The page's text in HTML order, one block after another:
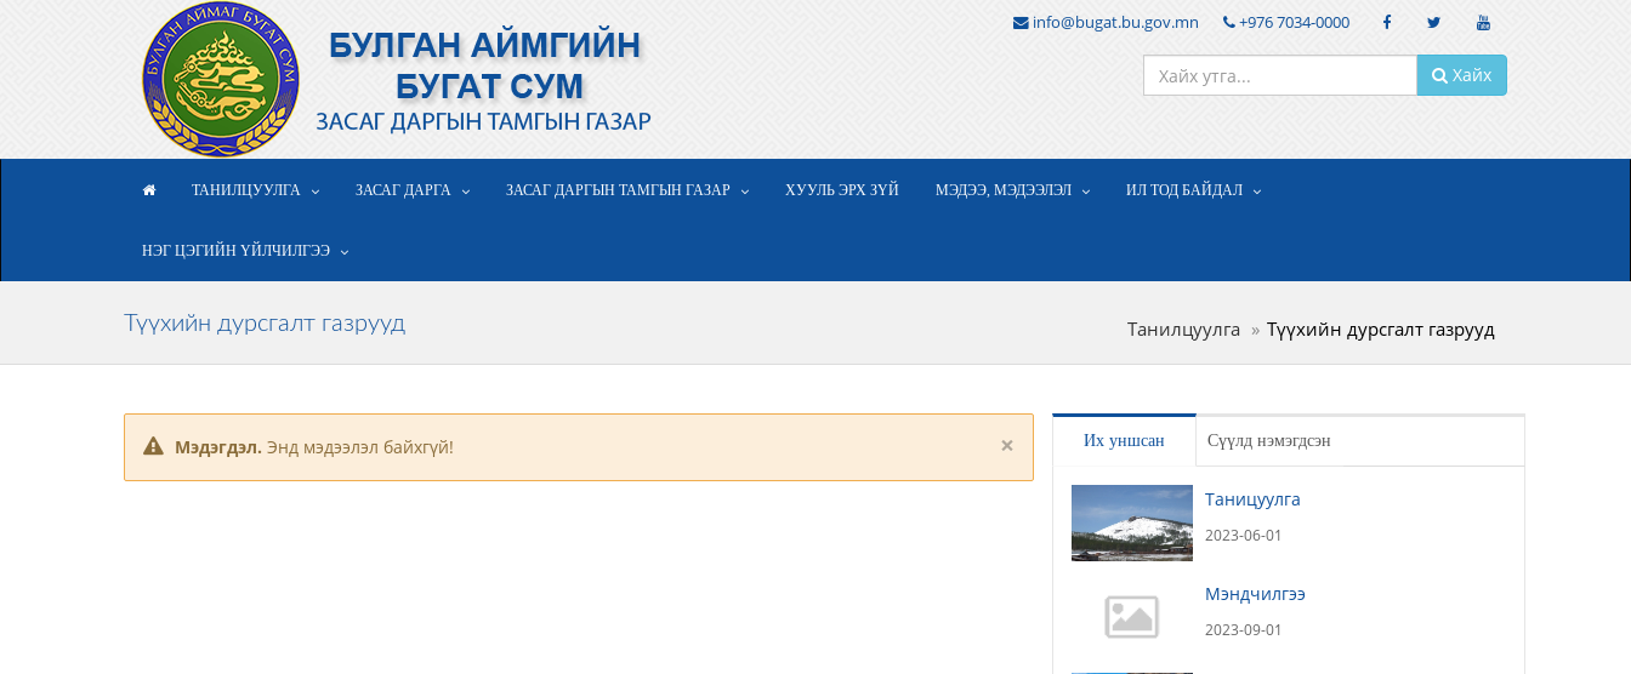
info@bugat.bu.gov.mn +976 7034-0000
Хайх
ТАНИЛЦУУЛГА ЗАСАГ ДАРГА ЗАСАГ ДАРГЫН ТАМГЫН ГАЗАР ХУУЛЬ ЭРХ ЗҮЙ МЭДЭЭ, МЭДЭЭЛЭЛ ИЛ ТОД БАЙДАЛ
НЭГ ЦЭГИЙН ҮЙЛЧИЛГЭЭ
Түүхийн дурсгалт газрууд Танилцуулга Түүхийн дурсгалт газрууд
×
Мэдэгдэл. Энд мэдээлэл байхгүй! Их уншсан Сүүлд нэмэгдсэн
Таницуулга
2023-06-01
Мэндчилгээ
2023-09-01